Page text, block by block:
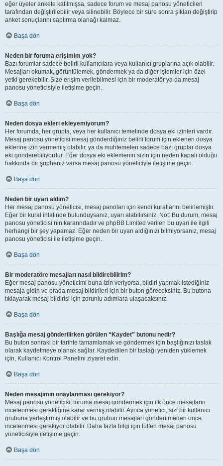
eğer üyeler ankete katılmışsa, sadece forum ve mesaj panosu yöneticileri
tarafından değiştirilebilir veya silinebilir. Böylece bir süre sonra şıkları değiştirip
anket sonuçlarını saptırma olanağı kalmaz.
Başa dön
Neden bir foruma erişimim yok?
Bazı forumlar sadece belirli kullanıcılara veya kullanıcı gruplarına açık olabilir.
Mesajları okumak, görüntülemek, göndermek ya da diğer işlemler için özel
yetki gerekebilir. Size erişim verilebilmesi için bir moderatör ya da mesaj
panosu yöneticisiyle iletişime geçin.
Başa dön
Neden dosya ekleri ekleyemiyorum?
Her forumda, her grupta, veya her kullanıcı temelinde dosya eki izinleri vardır.
Mesaj panosu yöneticisi mesaj gönderdiğiniz belirli forum için eklenen dosya
eklerine izin vermemiş olabilir, ya da muhtemelen sadece bazı gruplar dosya
eki gönderebiliyordur. Eğer dosya eki eklemenin sizin için neden kapalı olduğu
hakkında bir şüpheniz varsa mesaj panosu yöneticiyle iletişime geçin.
Başa dön
Neden bir uyarı aldım?
Her mesaj panosu yöneticisi, mesaj panoları için kendi kurallarını belirlemiştir.
Eğer bir kural ihlalinde bulunduysanız, uyarı alabilirsiniz. Not: Bu durum, mesaj
panosu yöneticisi’nin kararındadır ve phpBB Limited verilen bu uyarı ile ilgili
herhangi bir şey yapamaz. Eğer neden bir uyarı aldığınızı bilmiyorsanız, mesaj
panosu yöneticisi ile iletişime geçin.
Başa dön
Bir moderatöre mesajları nasıl bildirebilirim?
Eğer mesaj panosu yöneticimi buna izin veriyorsa, bildiri yapmak istediğiniz
mesaja gidin ve orada mesaj bildirileri için bir buton göreceksiniz. Bu butona
tıklayarak mesaj bildirisi için zorunlu adımlara ulaşacaksınız.
Başa dön
Başlığa mesaj gönderilirken görülen “Kaydet” butonu nedir?
Bu buton sonraki bir tarihte tamamlamak ve göndermek için başlığınızı taslak
olarak kaydetmeye olanak sağlar. Kaydedilen bir taslağı yeniden yüklemek
için, Kullanıcı Kontrol Panelini ziyaret edin.
Başa dön
Neden mesajımın onaylanması gerekiyor?
Mesaj panosu yöneticisi, foruma mesaj göndermek için ilk önce mesajların
incelenmesi gerektiğine karar vermiş olabilir. Ayrıca yönetici, sizi bir kullanıcı
grubuna yerleştirmiş olabilir ve bu grubun mesajları gönderilmeden önce
incelenmesi gerekiyor olabilir. Daha fazla bilgi için lütfen mesaj panosu
yöneticisiyle iletişime geçin.
Başa dön